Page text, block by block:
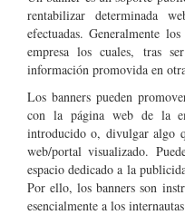
rentabilizar determinada
efectuadas. Generalmente
empresa los cuales, tras
información promovida en
Los banners pueden
con la página web de la
introducido o, divulgar algo
web/portal visualizado.
espacio dedicado a la
Por ello, los banners son
esencialmente a los